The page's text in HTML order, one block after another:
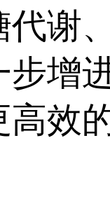
代谢
步增
效